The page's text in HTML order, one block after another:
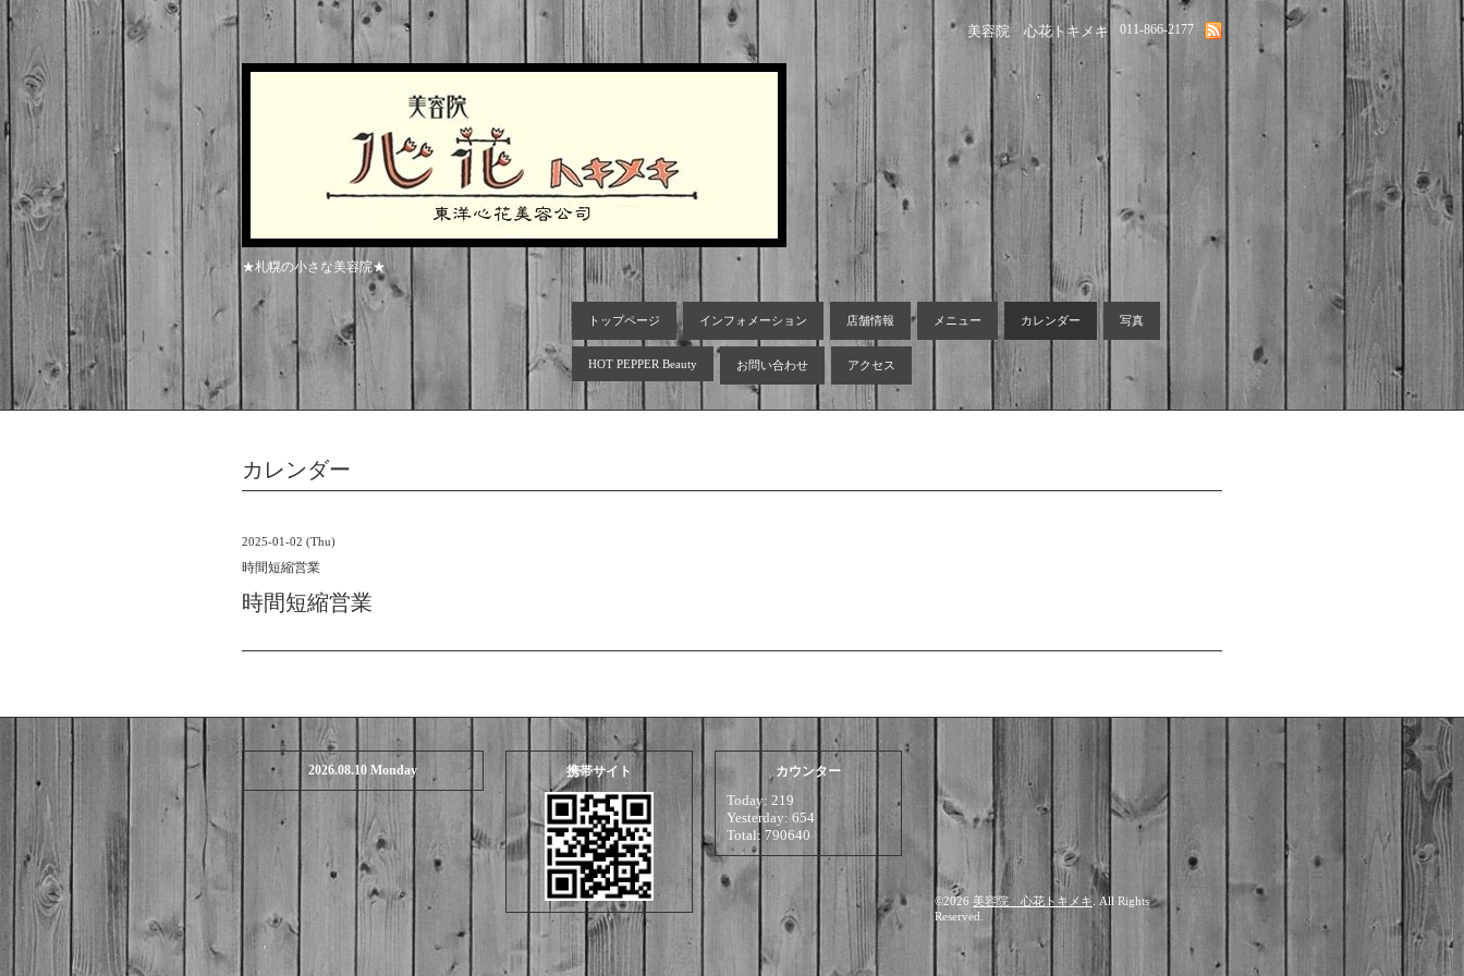
011-866-2177
美容院 心花トキメキ
★札幌の小さな美容院★
トップページ インフォメーション 店舗情報 メニュー カレンダー 写真
HOT PEPPER Beauty お問い合わせ アクセス
カレンダー
2025-01-02 (Thu)
時間短縮営業
時間短縮営業
2026.08.10 Monday 携帯サイト カウンター
Today: 219
Yesterday: 654
Total: 790640
©2026 美容院 心花トキメキ . All Rights
Reserved.